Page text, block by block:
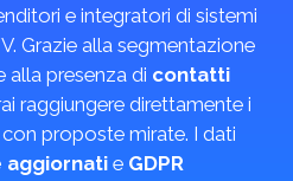
e integratori di sistemi
Grazie alla segmentazione
alla presenza di contatti
raggiungere direttamente i
proposte mirate. I dati
aggiornati e GDPR